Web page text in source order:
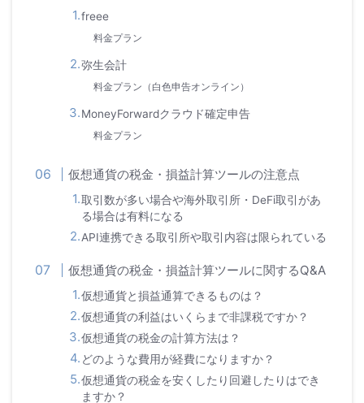
freee
料金プラン
弥生会計
料金プラン（白色申告オンライン）
MoneyForwardクラウド確定申告
料金プラン
仮想通貨の税金・損益計算ツールの注意点
取引数が多い場合や海外取引所・DeFi取引があ
る場合は有料になる
API連携できる取引所や取引内容は限られている
仮想通貨の税金・損益計算ツールに関するQ&A
仮想通貨と損益通算できるものは？
仮想通貨の利益はいくらまで非課税ですか？
仮想通貨の税金の計算方法は？
どのような費用が経費になりますか？
仮想通貨の税金を安くしたり回避したりはでき
ますか？